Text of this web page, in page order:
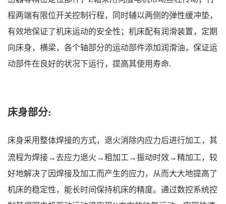
程两端有限位开关控制行程，同时辅以两侧的弹性缓冲垫，
有效地保证了机床运动的安全性；机床配有润滑装置，定期
向床身，横梁，各个轴部分的运动部件添加润滑油，保证运
动部件在良好的状况下运行，提高其使用寿命.
床身部分:
床身采用整体焊接的方式，退火消除内应力后进行加工，其
流程为焊接→去应力退火→粗加工→振动时效→精加工，较
好地解决了因焊接及加工而产生的应力，从而大大地提高了
机床的稳定性，能长时间保持机床的精度。通过数控系统控